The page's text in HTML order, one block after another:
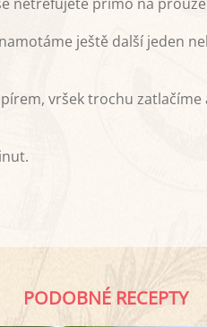
ještě další jeden
vršek trochu
PODOBNÉ RECEPTY